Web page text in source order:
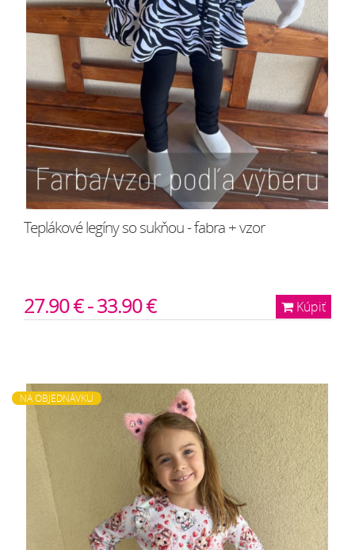
Teplákové legíny so sukňou - fabra + vzor
Kúpiť
27.90 € - 33.90 €
NA OBJEDNÁVKU